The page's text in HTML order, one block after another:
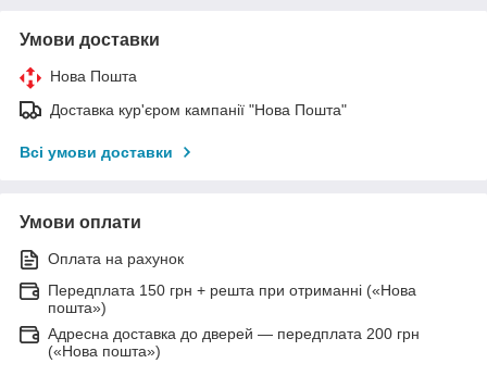
Умови доставки
Нова Пошта
Доставка кур'єром кампанії "Нова Пошта"
Всі умови доставки
Умови оплати
Оплата на рахунок
Передплата 150 грн + решта при отриманні («Нова
пошта»)
Адресна доставка до дверей — передплата 200 грн
(«Нова пошта»)